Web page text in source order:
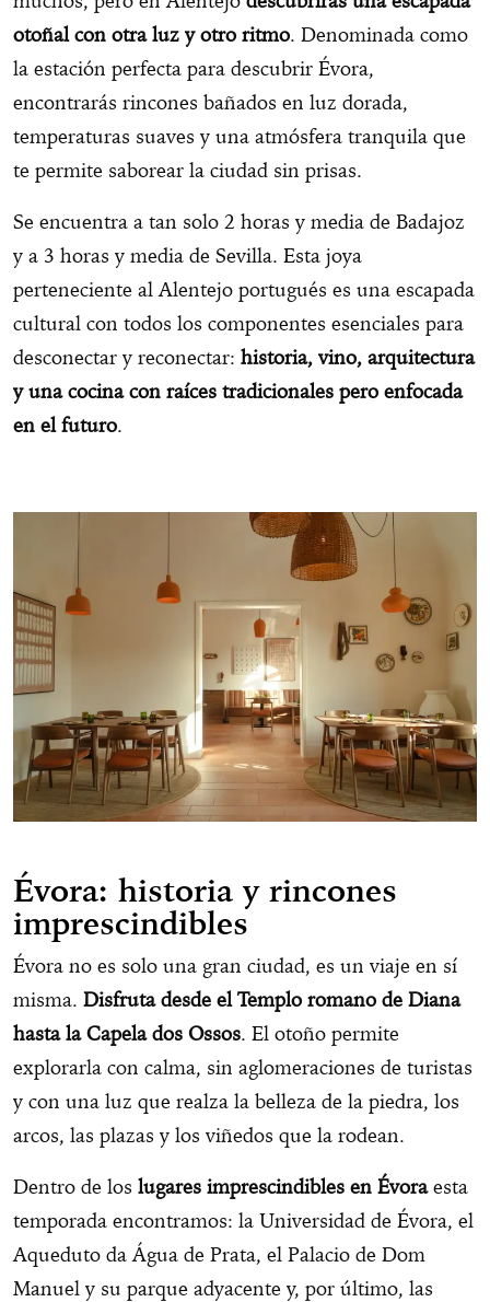
otoñal con otra luz y otro ritmo. Denominada como
la estación perfecta para descubrir Évora,
encontrarás rincones bañados en luz dorada,
temperaturas suaves y una atmósfera tranquila que
te permite saborear la ciudad sin prisas.
Se encuentra a tan solo 2 horas y media de Badajoz
y a 3 horas y media de Sevilla. Esta joya
perteneciente al Alentejo portugués es una escapada
cultural con todos los componentes esenciales para
desconectar y reconectar: historia, vino, arquitectura
y una cocina con raíces tradicionales pero enfocada
en el futuro.
Évora: historia y rincones
imprescindibles
Évora no es solo una gran ciudad, es un viaje en sí
misma. Disfruta desde el Templo romano de Diana
hasta la Capela dos Ossos. El otoño permite
explorarla con calma, sin aglomeraciones de turistas
y con una luz que realza la belleza de la piedra, los
arcos, las plazas y los viñedos que la rodean.
Dentro de los lugares imprescindibles en Évoraesta
temporada encontramos: la Universidad de Évora, el
Aqueduto da Água de Prata, el Palacio de Dom
Manuel y su parque adyacente y, por último, las